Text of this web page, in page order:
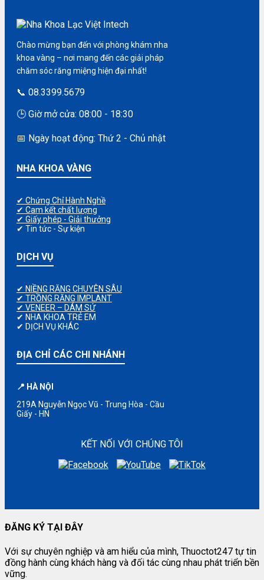
Chào mừng bạn đến với phòng khám nha
khoa vàng – nơi mang đến các giải pháp
chăm sóc răng miệng hiện đại nhất!
📞 08.3399.5679
🕒 Giờ mở cửa: 08:00 - 18:30
📅 Ngày hoạt động: Thứ 2 - Chủ nhật
NHA KHOA VÀNG
✔ Chứng Chỉ Hành Nghề
✔ Cam kết chất lượng
✔ Giấy phép - Giải thưởng
✔ Tin tức - Sự kiện
DỊCH VỤ
✔ NIỀNG RĂNG CHUYÊN SÂU
✔ TRỒNG RĂNG IMPLANT
✔ VENEER – DÁM SỨ
✔ NHA KHOA TRẺ EM
✔ DỊCH VỤ KHÁC
ĐỊA CHỈ CÁC CHI NHÁNH
📍 HÀ NỘI
219A Nguyễn Ngọc Vũ - Trung Hòa - Cầu
Giấy - HN
KẾT NỐI VỚI CHÚNG TÔI
ĐĂNG KÝ TẠI ĐÂY
Với sự chuyên nghiệp và am hiểu của mình, Thuoctot247 tự tin
đồng hành cùng khách hàng và đối tác cùng nhau phát triển bền
vững.